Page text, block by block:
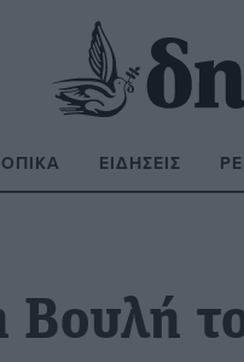
ΕΙΔΉΣΕΙΣ
Βουλή